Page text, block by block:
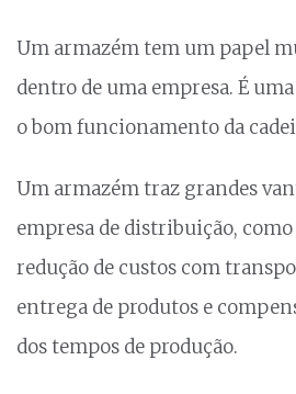
Um armazém tem um papel
dentro de uma empresa. É
o bom funcionamento da
Um armazém traz grandes
empresa de distribuição,
redução de custos com
entrega de produtos e
dos tempos de produção.